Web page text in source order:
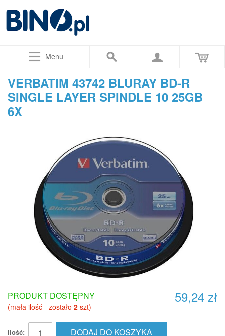
Menu
VERBATIM 43742 BLURAY BD-R
SINGLE LAYER SPINDLE 10 25GB
6X
59,24 zł
PRODUKT DOSTĘPNY
(mała ilość - zostało 2 szt)
Ilość: DODAJ DO KOSZYKA